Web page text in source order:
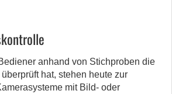
anhand von Stichproben die
hat, stehen heute zur
mit Bild- oder